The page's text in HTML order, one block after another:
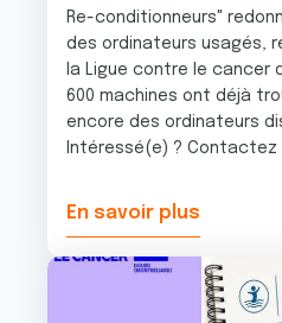
Re-conditionneurs"
des ordinateurs usagés,
la Ligue contre le cancer
600 machines ont déjà
encore des ordinateurs
Intéressé(e) ? Contactez
En savoir plus
Image